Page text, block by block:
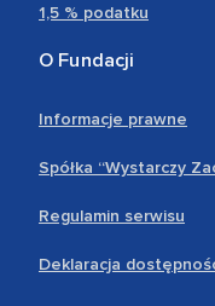
1,5 % podatku
O Fundacji
Informacje prawne
Spółka “Wystarczy
Regulamin serwisu
Deklaracja